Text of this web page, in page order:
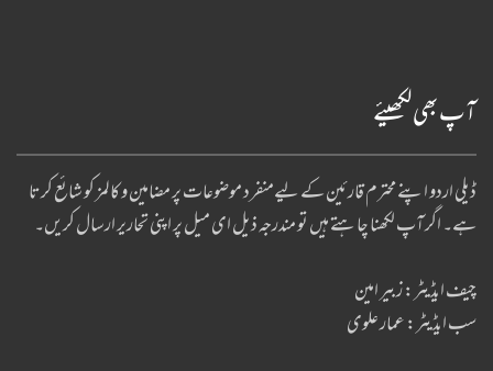
آپ بھی لکھیئے
ڈیلی اردو اپنے محترم قارئین کے لیےمنفرد موضوعات پر مضامین و کالمز کو شائع کرتا
ہے۔ اگر آپ لکھنا چا ہتے ہیں تو مندرجہ ذیل ای میل پر اپنی تحاریر ارسال کریں۔
چیف ایڈیٹر: زبیر امین
سب ایڈیٹر: عمار علوی